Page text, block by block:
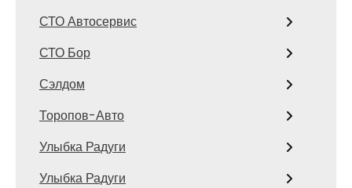
СТО Автосервис
СТО Бор
Сэлдом
Торопов-Авто
Улыбка Радуги
Улыбка Радуги